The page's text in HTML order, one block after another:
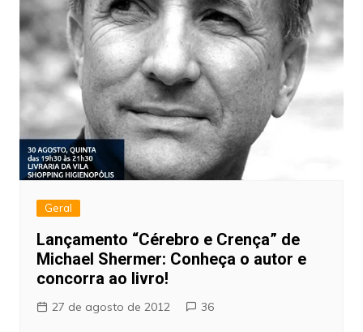
Geral
Lançamento “Cérebro e Crença” de
Michael Shermer: Conheça o autor e
concorra ao livro!
27 de agosto de 2012 36